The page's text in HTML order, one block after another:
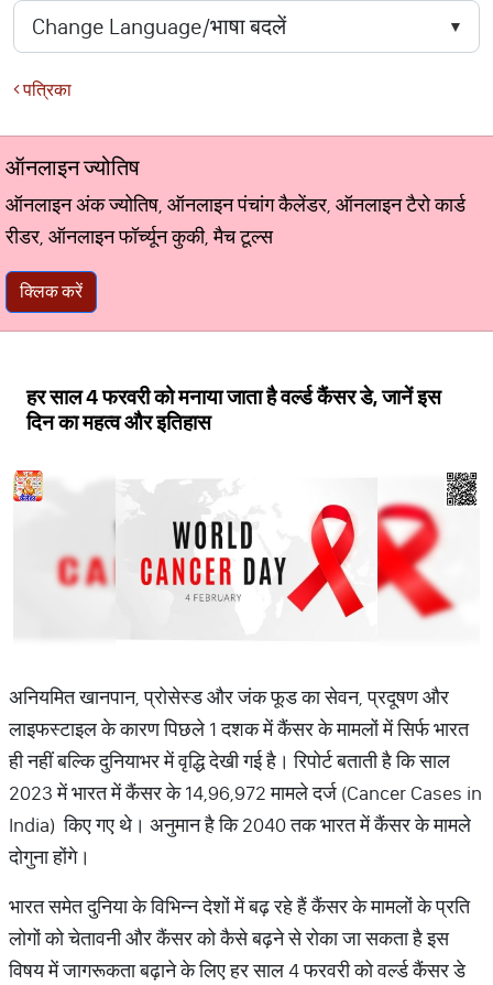
पत्रिका
ऑनलाइन ज्योतिष
ऑनलाइन अंक ज्योतिष, ऑनलाइन पंचांग कैलेंडर, ऑनलाइन टैरो कार्ड
रीडर, ऑनलाइन फॉर्च्यून कुकी, मैच टूल्स
क्लिक करें
हर साल 4 फरवरी को मनाया जाता है वर्ल्ड कैंसर डे, जानें इस
दिन का महत्व और इतिहास
अनियमित खानपान, प्रोसेस्ड और जंक फूड का सेवन, प्रदूषण और
लाइफस्टाइल के कारण पिछले 1 दशक में कैंसर के मामलों में सिर्फ भारत
ही नहीं बल्कि दुनियाभर में वृद्धि देखी गई है। रिपोर्ट बताती है कि साल
2023 में भारत में कैंसर के 14,96,972 मामले दर्ज (Cancer Cases in
India) किए गए थे। अनुमान है कि 2040 तक भारत में कैंसर के मामले
दोगुना होंगे।
भारत समेत दुनिया के विभिन्न देशों में बढ़ रहे हैं कैंसर के मामलों के प्रति
लोगों को चेतावनी और कैंसर को कैसे बढ़ने से रोका जा सकता है इस
विषय में जागरूकता बढ़ाने के लिए हर साल 4 फरवरी को वर्ल्ड कैंसर डे